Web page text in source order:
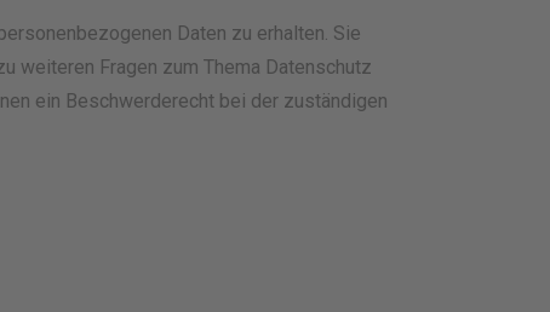
Daten zu erhalten. Sie
weiteren Fragen zum Thema Datenschutz
ein Beschwerderecht bei der zuständigen